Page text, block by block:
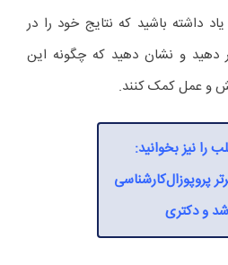
داشته باشید که نتایج خود را در
دهید و نشان دهید که چگونه این
و عمل کمک کنند.
را نیز بخوانید:
پروپوزال‌کارشناسی
و دکتری